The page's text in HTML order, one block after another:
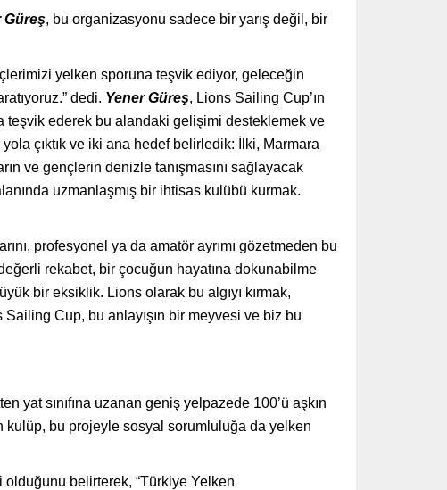
Güreş, bu organizasyonu sadece bir yarış değil, bir
yelken sporuna teşvik ediyor, geleceğin
dedi. Yener Güreş, Lions Sailing Cup’ın
teşvik ederek bu alandaki gelişimi desteklemek ve
çıktık ve iki ana hedef belirledik: İlki, Marmara
ve gençlerin denizle tanışmasını sağlayacak
uzmanlaşmış bir ihtisas kulübü kurmak.
profesyonel ya da amatör ayrımı gözetmeden bu
rekabet, bir çocuğun hayatına dokunabilme
bir eksiklik. Lions olarak bu algıyı kırmak,
Cup, bu anlayışın bir meyvesi ve biz bu
yat sınıfına uzanan geniş yelpazede 100’ü aşkın
kulüp, bu projeyle sosyal sorumluluğa da yelken
belirterek, “Türkiye Yelken